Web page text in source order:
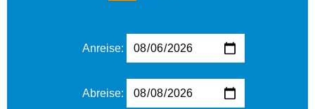
Anreise:
Abreise: